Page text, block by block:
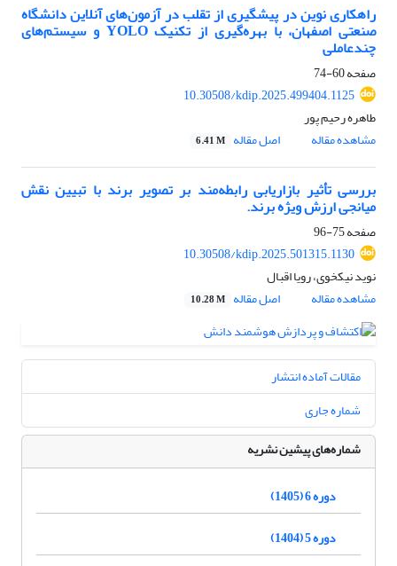
راهکاری نوین در پیشگیری از تقلب در آزمون‌های آنلاین دانشگاه
صنعتی اصفهان، با بهره‌گیری از تکنیک YOLO و سیستم‌های
چندعاملی
صفحه60-74
10.30508/kdip.2025.499404.1125
طاهره رحیم پور
مشاهده مقاله
اصل مقاله 6.41 M
بررسی تأثیر بازاریابی رابطه‌مند بر تصویر برند با تبیین نقش
میانجی ارزش ویژه برند.
صفحه75-96
10.30508/kdip.2025.501315.1130
نوید نیکخوی، رویا اقبال
مشاهده مقاله
اصل مقاله 10.28 M
مقالات آماده انتشار
شماره جاری
شماره‌های پیشین نشریه
دوره 6 (1405)
دوره 5 (1404)